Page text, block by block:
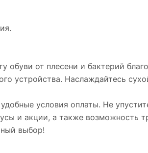
от плесени и бактерий
устройства. Наслаждайтесь
условия оплаты. Не
и акции, а также возможность
выбор!